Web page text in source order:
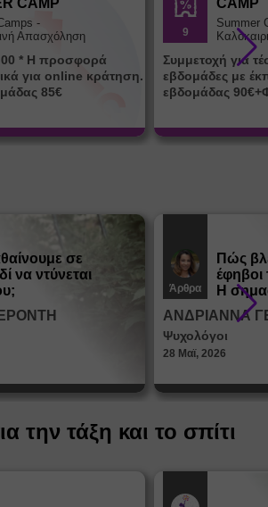
-
Απασχόληση
για online κράτηση.
85€
9
Summer
Συμμετοχή για
εβδομάδες με
εβδομάδας
σε
να ντύνεται
Άρθρα
Πώς
Η
στη
ΑΝΔΡΙΑΝΝΑ
Ψυχολόγοι
28 Μαϊ, 2026
την τάξη και το σπίτι